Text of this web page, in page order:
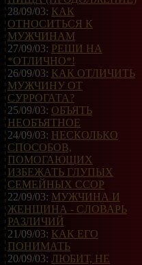
28/09/03: КАК
ОТНОСИТЬСЯ К
МУЖЧИНАМ
27/09/03: РЕШИ НА
*ОТЛИЧНО*!
26/09/03: КАК ОТЛИЧИТЬ
МУЖЧИНУ ОТ
СУРРОГАТА?
25/09/03: ОБЪЯТЬ
НЕОБЪЯТНОЕ
24/09/03: НЕСКОЛЬКО
СПОСОБОВ,
ПОМОГАЮЩИХ
ИЗБЕЖАТЬ ГЛУПЫХ
СЕМЕЙНЫХ ССОР
22/09/03: МУЖЧИНА И
ЖЕНЩИНА - СЛОВАРЬ
РАЗЛИЧИЙ
21/09/03: КАК ЕГО
ПОНИМАТЬ
20/09/03: ЛЮБИТ, НЕ